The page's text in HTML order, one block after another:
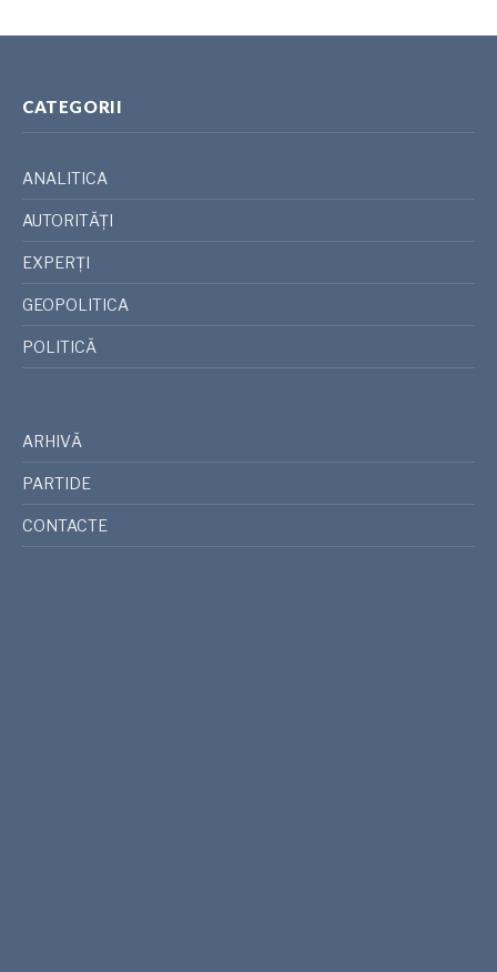
CATEGORII
ANALITICA
AUTORITĂȚI
EXPERȚI
GEOPOLITICA
POLITICĂ
ARHIVĂ
PARTIDE
CONTACTE